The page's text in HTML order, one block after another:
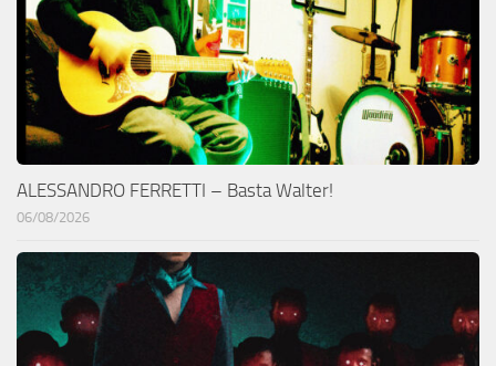
ALESSANDRO FERRETTI – Basta Walter!
06/08/2026